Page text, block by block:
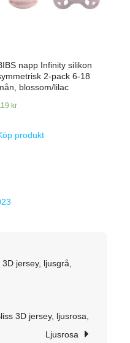
napp Infinity silikon
2-pack 6-18
blossom/lilac
kr
produkt
jersey, ljusgrå,
3D jersey, ljusrosa,
Ljusrosa